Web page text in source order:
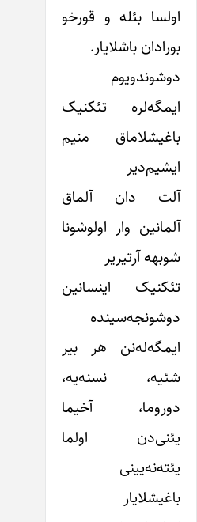
اولسا بئله و قورخو
بورادان باشلایار.
دوشوندویوم
ایمگه‌لره تئکنیک
باغیشلاماق منیم
ایشیم‌دیر
آلت دان آلماق
آلمانین وار اولوشونا
شوبهه آرتیریر
تئکنیک اینسانین
دوشونجه‌سینده
ایمگه‌له‌نن هر بیر
شئیه، نسنه‌یه،
دوروما، آخیما
یئنی‌دن اولما
یئته‌نه‌یینی
باغیشلایار